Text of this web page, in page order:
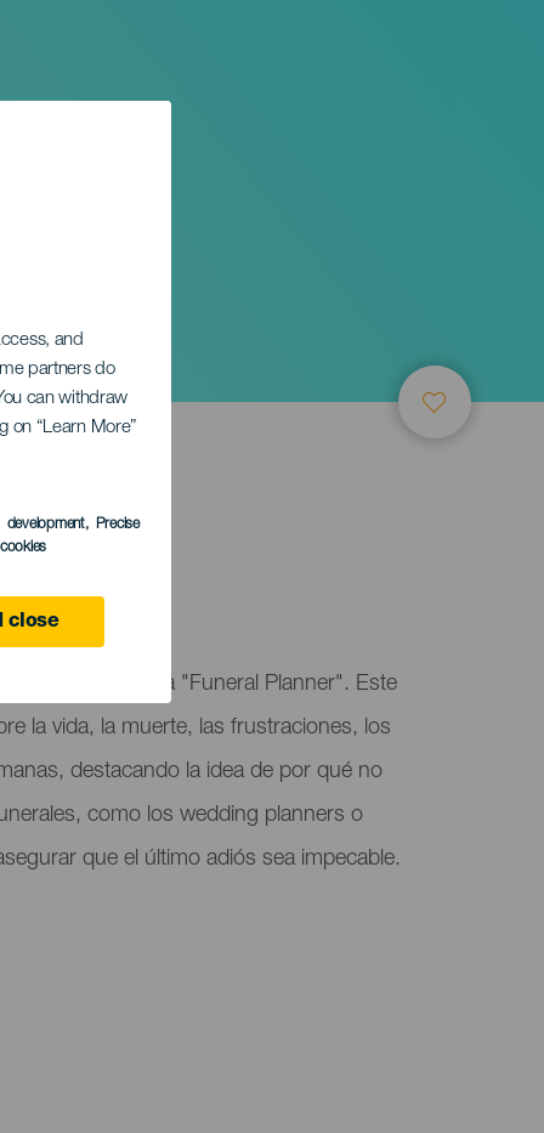
and
partners do
can withdraw
on “Learn More”
development, Precise
close
presenta "Funeral Planner". Este
la vida, la muerte, las frustraciones, los
destacando la idea de por qué no
como los wedding planners o
que el último adiós sea impecable.